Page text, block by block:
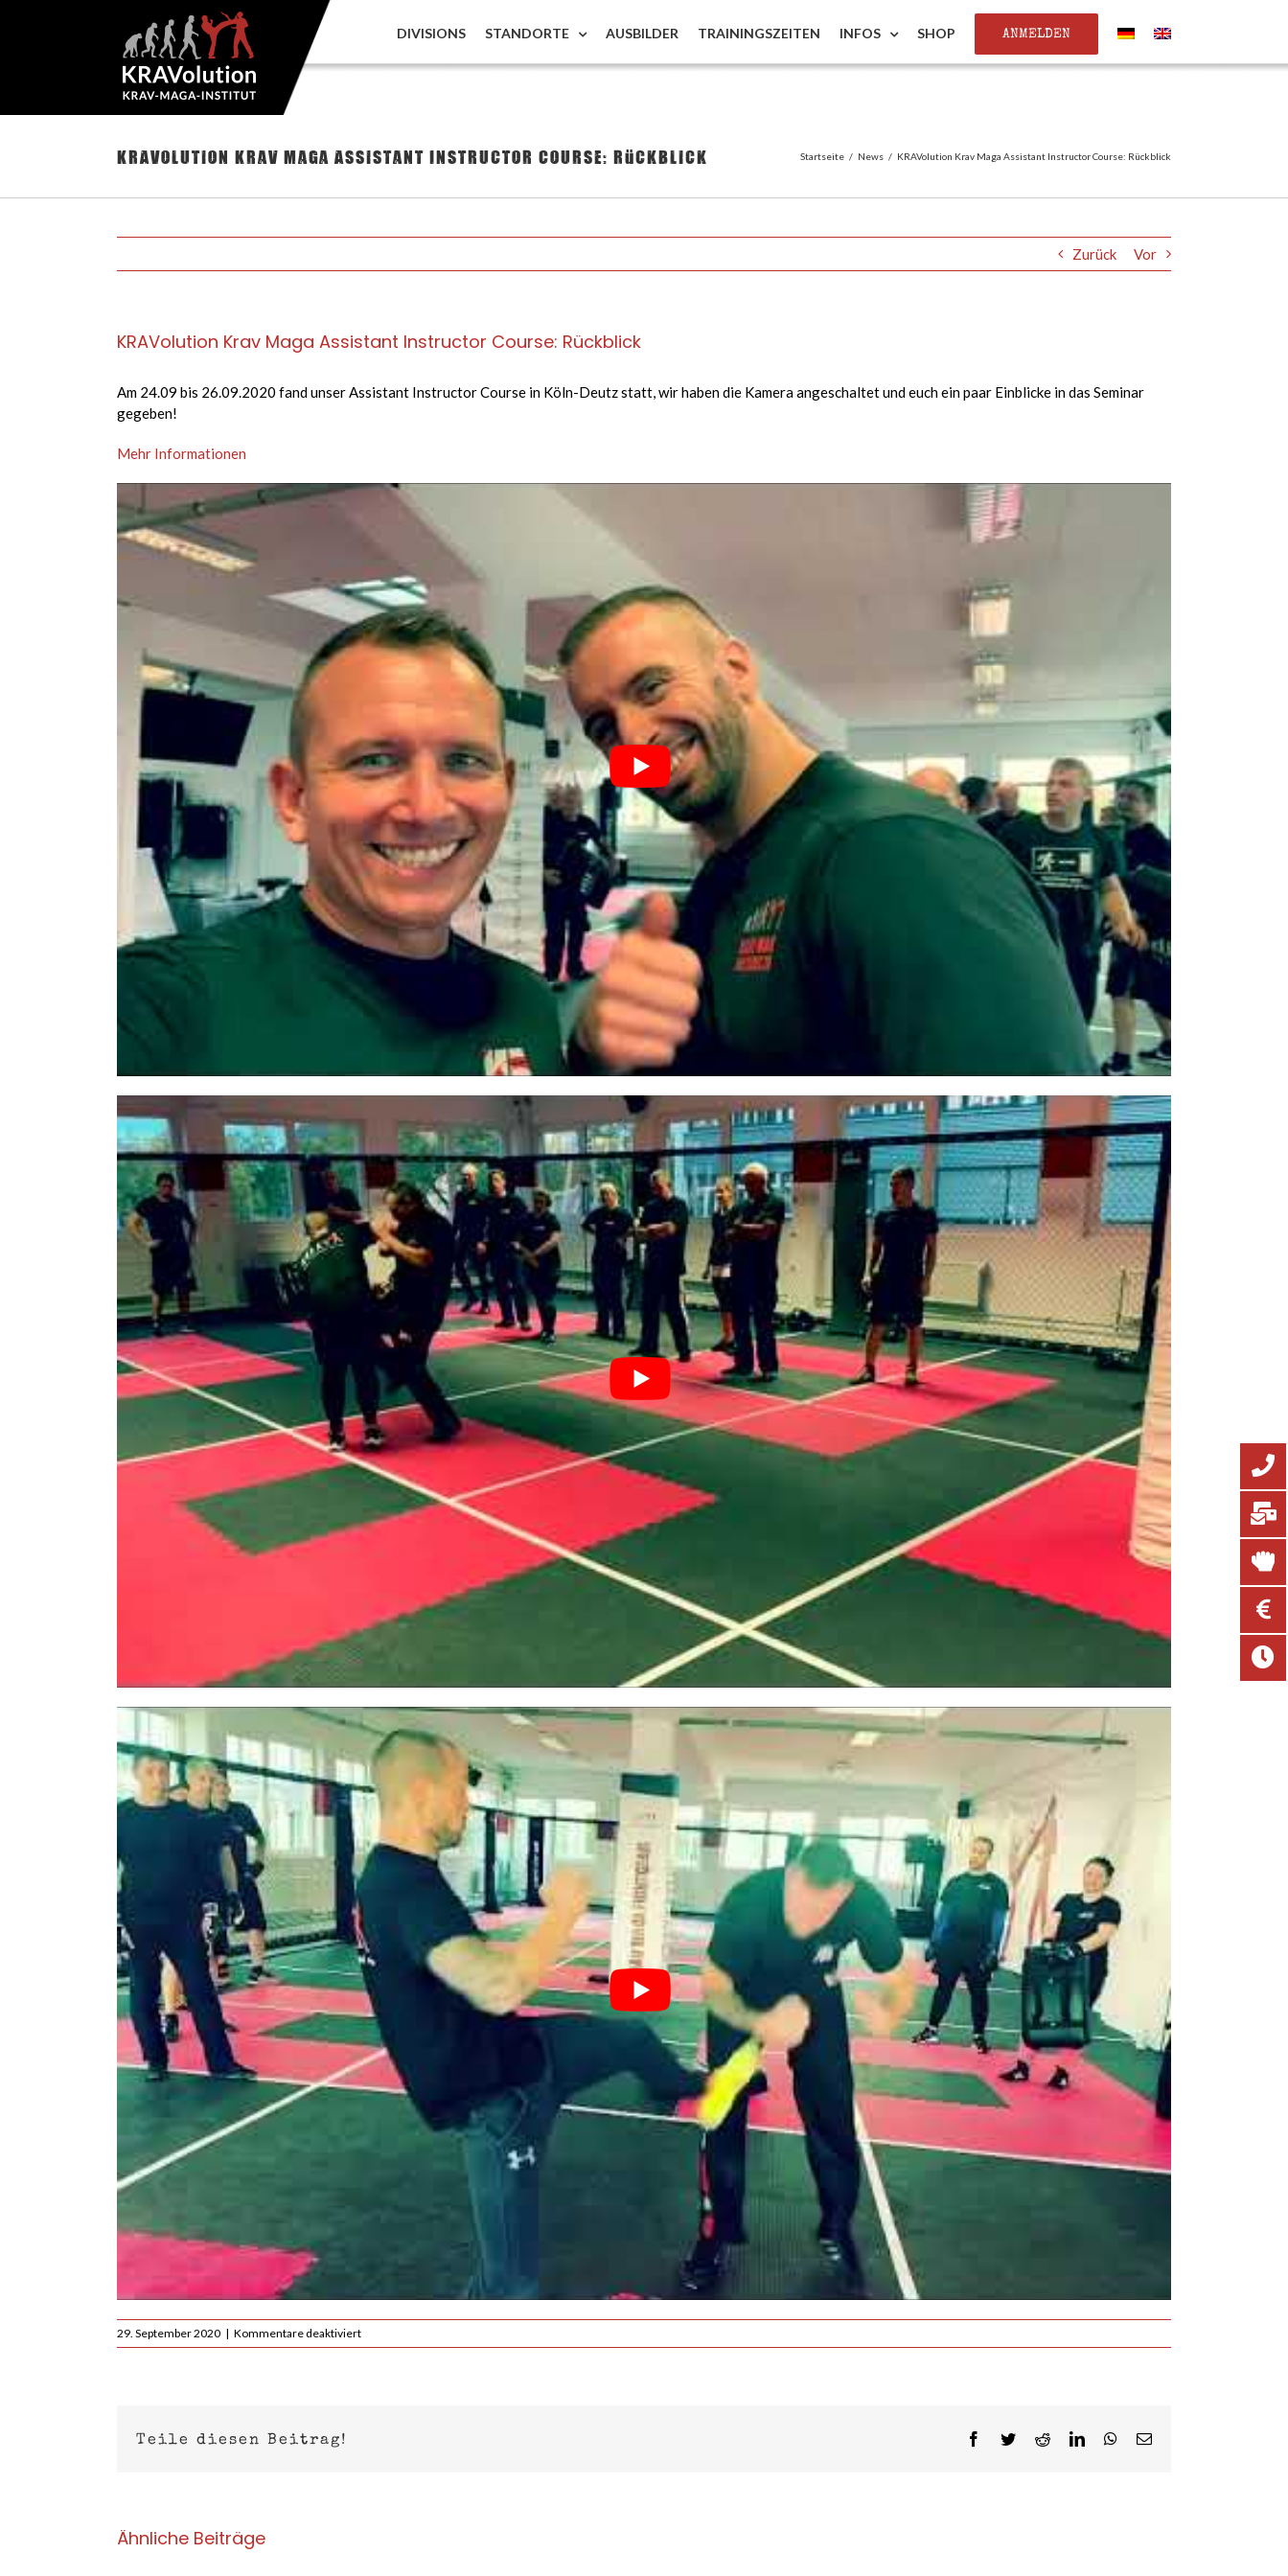
DIVISIONS STANDORTE AUSBILDER TRAININGSZEITEN INFOS SHOP ANMELDEN
KRAVolution Krav Maga Assistant Instructor Course: Rückblick Startseite / News / KRAVolution Krav Maga Assistant Instructor Course: Rückblick
Zurück Vor
KRAVolution Krav Maga Assistant Instructor Course: Rückblick
Am 24.09 bis 26.09.2020 fand unser Assistant Instructor Course in Köln-Deutz statt, wir haben die Kamera angeschaltet und euch ein paar Einblicke in das Seminar
gegeben!
Mehr Informationen
29. September 2020 | Kommentare deaktiviertfür
KRAVolution
Teile diesen Beitrag! Facebook
TwitterRedditLinkedInWhatsApp
E-
Ähnliche Beiträge